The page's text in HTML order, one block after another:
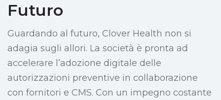
Futuro
Guardando al futuro, Clover Health non si
adagia sugli allori. La società è pronta ad
accelerare l’adozione digitale delle
autorizzazioni preventive in collaborazione
con fornitori e CMS. Con un impegno costante